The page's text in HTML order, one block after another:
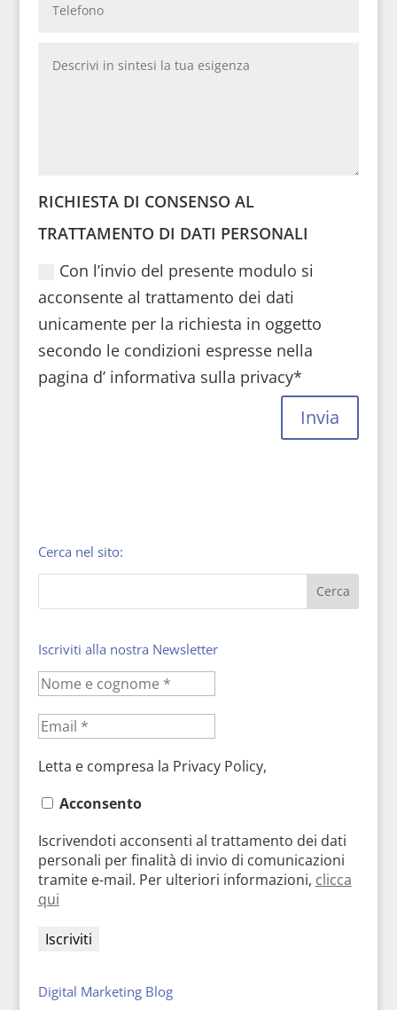
RICHIESTA DI CONSENSO AL
TRATTAMENTO DI DATI PERSONALI
Con l’invio del presente modulo si
acconsente al trattamento dei dati
unicamente per la richiesta in oggetto
secondo le condizioni espresse nella
pagina d’ informativa sulla privacy*
Invia
Cerca nel sito:
Iscriviti alla nostra Newsletter
Letta e compresa la Privacy Policy,
Acconsento
Iscrivendoti acconsenti al trattamento dei dati
personali per finalità di invio di comunicazioni
tramite e-mail. Per ulteriori informazioni, clicca
qui
Digital Marketing Blog